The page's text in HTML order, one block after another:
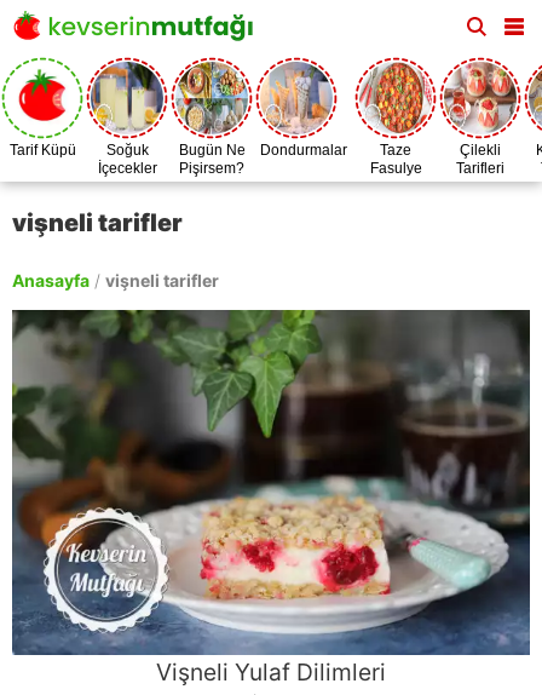
Tarif Küpü
Soğuk
İçecekler
Bugün Ne
Pişirsem?
Dondurmalar
Taze
Fasulye
Zamanı
Çilekli
Tarifleri
vişneli tarifler
Anasayfa / vişneli tarifler
Vişneli Yulaf Dilimleri